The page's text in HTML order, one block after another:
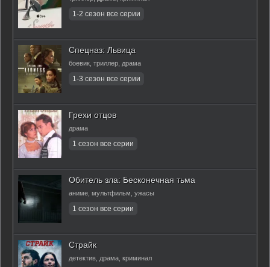
Спецназ: Львица
боевик, триллер, драма
Грехи отцов
драма
Обитель зла: Бесконечная тьма
аниме, мультфильм, ужасы
Страйк
детектив, драма, криминал